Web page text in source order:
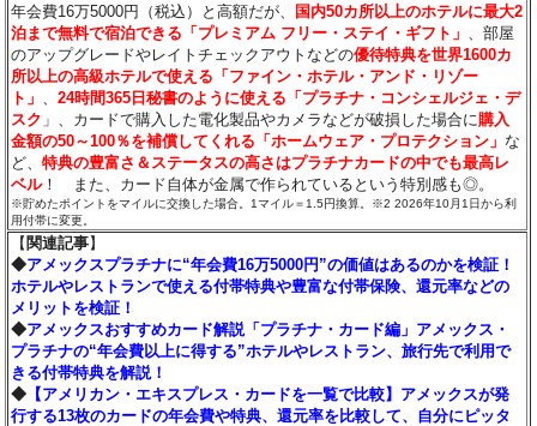
年会費16万5000円（税込）と高額だが、 国内50カ所以上のホテルに最大2
泊まで無料で宿泊できる「プレミアム フリー・ステイ・ギフト」
、部屋
のアップグレードやレイトチェックアウトなどの優待特典を世界1600カ
所以上の高級ホテルで使える「ファイン・ホテル・アンド・リゾー
ト」
、24時間365日秘書のように使える「プラチナ・コンシェルジェ・デ
スク 」、カードで購入した電化製品やカメラなどが破損した場合に購入
金額の50～100％を補償してくれる「ホームウェア・プロテクション」 な
ど、特典の豊富さ＆ステータスの高さはプラチナカードの中でも最高レ
ベル！ また、カード自体が金属で作られているという特別感も◎。
※貯めたポイントをマイルに交換した場合。1マイル＝1.5円換算。※2 2026年10月1日から利
用付帯に変更。
【関連記事】
◆アメックスプラチナに“年会費16万5000円”の価値はあるのかを検証！
ホテルやレストランで使える付帯特典や豊富な付帯保険、還元率などの
メリットを検証！
◆アメックスおすすめカード解説「プラチナ・カード編」アメックス・
プラチナの“年会費以上に得する”ホテルやレストラン、旅行先で利用で
きる付帯特典を解説！
◆ 【アメリカン・エキスプレス・カードを一覧で比較】アメックスが発
行する13枚のカードの年会費や特典、還元率を比較して、自分にピッタ